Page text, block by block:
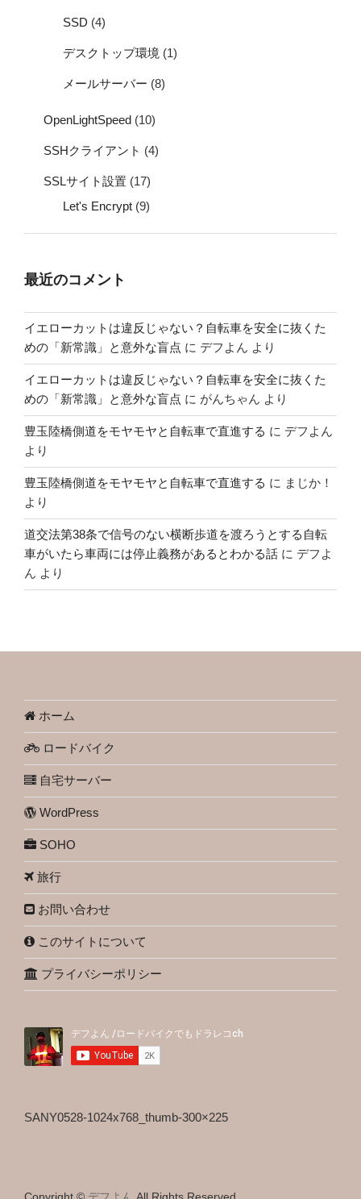
SSD (4)
デスクトップ環境 (1)
メールサーバー (8)
OpenLightSpeed (10)
SSHクライアント (4)
SSLサイト設置 (17)
Let's Encrypt (9)
最近のコメント
イエローカットは違反じゃない？自転車を安全に抜くた
めの「新常識」と意外な盲点 に デフよん より
イエローカットは違反じゃない？自転車を安全に抜くた
めの「新常識」と意外な盲点 に がんちゃん より
豊玉陸橋側道をモヤモヤと自転車で直進する に デフよん
より
豊玉陸橋側道をモヤモヤと自転車で直進する に まじか！
より
道交法第38条で信号のない横断歩道を渡ろうとする自転
車がいたら車両には停止義務があるとわかる話 に デフよ
ん より
ホーム
ロードバイク
自宅サーバー
WordPress
SOHO
旅行
お問い合わせ
このサイトについて
プライバシーポリシー
SANY0528-1024x768_thumb-300×225